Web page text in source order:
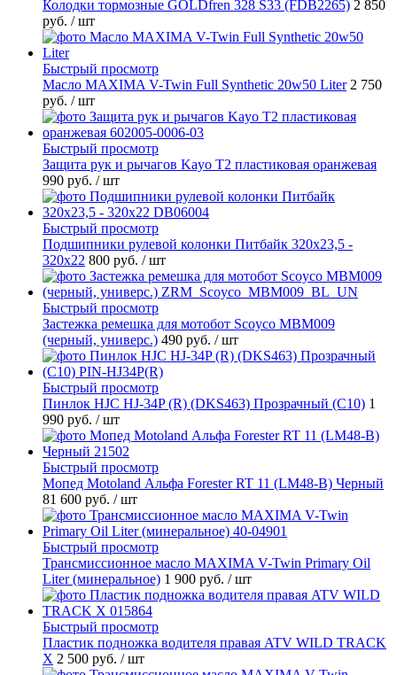
Колодки тормозные GOLDfren 328 S33 (FDB2265) 2 850
руб. / шт
Быстрый просмотр
Масло MAXIMA V-Twin Full Synthetic 20w50 Liter 2 750
руб. / шт
Быстрый просмотр
Защита рук и рычагов Kayo T2 пластиковая оранжевая
990 руб. / шт
Быстрый просмотр
Подшипники рулевой колонки Питбайк 320x23,5 -
320x22 800 руб. / шт
Быстрый просмотр
Застежка ремешка для мотобот Scoyco MBM009
(черный, универс.) 490 руб. / шт
Быстрый просмотр
Пинлок HJC HJ-34P (R) (DKS463) Прозрачный (C10) 1
990 руб. / шт
Быстрый просмотр
Мопед Motoland Альфа Forester RT 11 (LM48-B) Черный
81 600 руб. / шт
Быстрый просмотр
Трансмиссионное масло MAXIMA V-Twin Primary Oil
Liter (минеральное) 1 900 руб. / шт
Быстрый просмотр
Пластик подножка водителя правая ATV WILD TRACK
X 2 500 руб. / шт